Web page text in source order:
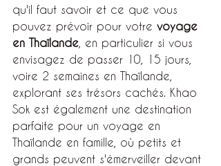
qu'il faut savoir et ce que vous
pouvez prévoir pour votre voyage
en Thaïlande , en particulier si vous
envisagez de passer 10, 15 jours,
voire 2 semaines en Thaïlande,
explorant ses trésors cachés. Khao
Sok est également une destination
parfaite pour un voyage en
Thaïlande en famille, où petits et
grands peuvent s'émerveiller devant